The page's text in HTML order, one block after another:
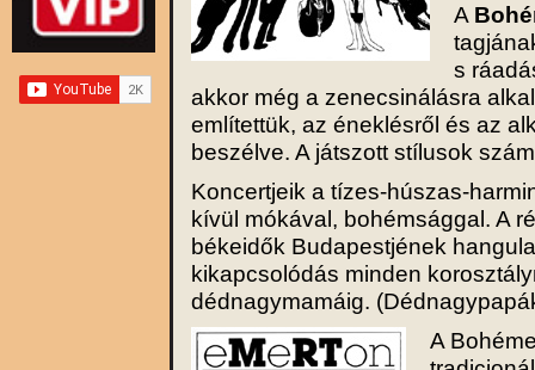
A
s
akkor még a zenecsinálásra
említettük, az éneklésről és az
beszélve. A játszott stílusok
Koncertjeik a tízes-húszas-
kívül mókával, bohémsággal. A
békeidők Budapestjének
kikapcsolódás minden
dédnagymamáig.
A